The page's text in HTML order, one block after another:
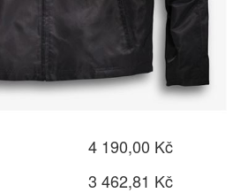
4 190,00 Kč
3 462,81 Kč